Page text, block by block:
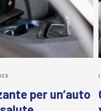
per un’auto